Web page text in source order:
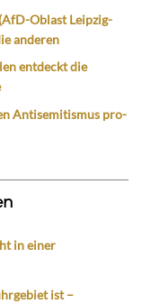
Oblast Leipzig-
anderen
entdeckt die
Antisemitismus pro-
in einer
ist –